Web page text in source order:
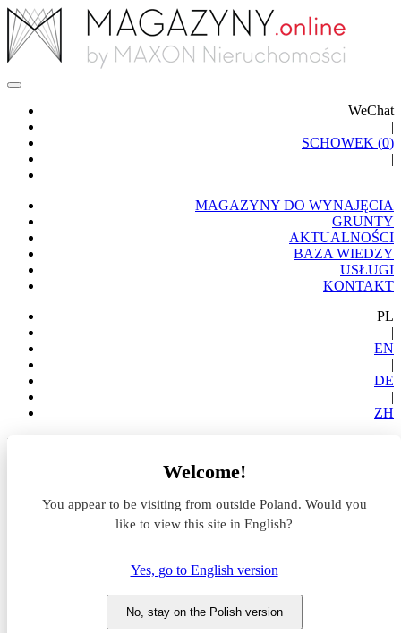
WeChat
|
SCHOWEK (0)
|
MAGAZYNY DO WYNAJĘCIA
GRUNTY
AKTUALNOŚCI
BAZA WIEDZY
USŁUGI
KONTAKT
PL
|
EN
|
DE
|
ZH
Welcome!
You appear to be visiting from outside Poland. Would you
like to view this site in English?
Yes, go to English version
No, stay on the Polish version
Lokalizacja